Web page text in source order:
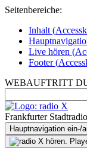
Seitenbereiche:
Inhalt (
Live hören (
Footer(
WEBAUFTRITT
Frankfurter
Hauptnavigation ein-/